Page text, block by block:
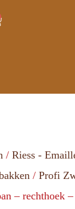
/ Riess -
/ Profi
– rechthoek